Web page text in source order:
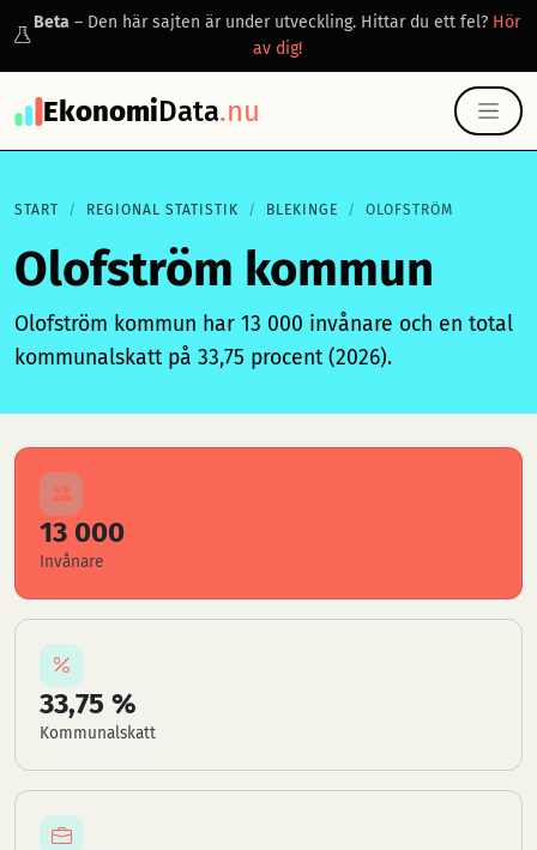
Beta – Den här sajten är under utveckling. Hittar du ett fel? Hör
av dig!
EkonomiData.nu
START REGIONAL STATISTIK BLEKINGE OLOFSTRÖM
Olofström kommun
Olofström kommun har 13 000 invånare och en total
kommunalskatt på 33,75 procent (2026).
13 000
Invånare
33,75 %
Kommunalskatt